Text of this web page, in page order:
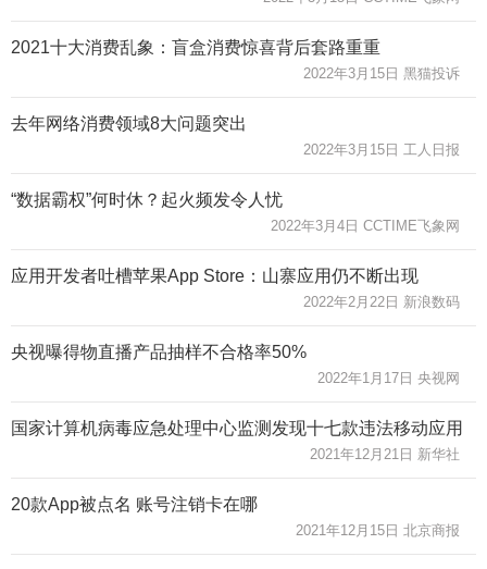
2021十大消费乱象：盲盒消费惊喜背后套路重重
2022年3月15日 黑猫投诉
去年网络消费领域8大问题突出
2022年3月15日 工人日报
“数据霸权”何时休？起火频发令人忧
2022年3月4日 CCTIME飞象网
应用开发者吐槽苹果App Store：山寨应用仍不断出现
2022年2月22日 新浪数码
央视曝得物直播产品抽样不合格率50%
2022年1月17日 央视网
国家计算机病毒应急处理中心监测发现十七款违法移动应用
2021年12月21日 新华社
20款App被点名 账号注销卡在哪
2021年12月15日 北京商报